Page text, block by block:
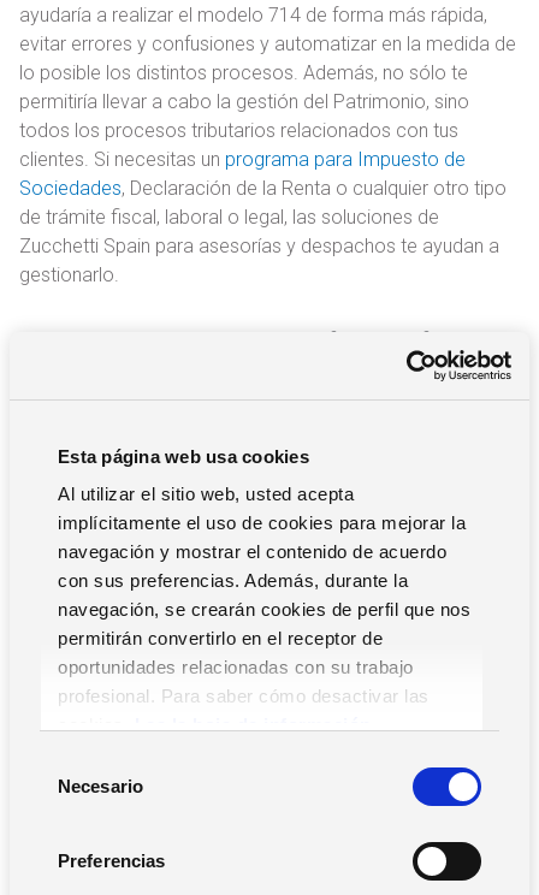
Esta página web usa cookies
Al utilizar el sitio web, usted acepta
implícitamente el uso de cookies para mejorar la
navegación y mostrar el contenido de acuerdo
con sus preferencias. Además, durante la
navegación, se crearán cookies de perfil que nos
permitirán convertirlo en el receptor de
oportunidades relacionadas con su trabajo
profesional. Para saber cómo desactivar las
Necesario
Preferencias
ayudaría a realizar el modelo 714 de forma más rápida,
evitar errores y confusiones y automatizar en la medida de
lo posible los distintos procesos. Además, no sólo te
permitiría llevar a cabo la gestión del Patrimonio, sino
todos los procesos tributarios relacionados con tus
clientes. Si necesitas un programa para Impuesto de
Sociedades, Declaración de la Renta o cualquier otro tipo
de trámite fiscal, laboral o legal, las soluciones de
Zucchetti Spain para asesorías y despachos te ayudan a
gestionarlo.
Ventajas de usar un software fiscal
para la presentación de impuestos
Cabe destacar varios beneficios si tu asesoría decide
apostar por un software de gestión de despachos para la
gestión fiscal y tributaria de sus clientes.
Rapidez
Podrás calcular el Impuesto del Patrimonio de manera
más rápida, lo que te ayudaría a poder gestionar un mayor
número de clientes. No sólo podrías automatizar el cálculo
de los datos, sino que podrías presentar la declaración de
Con la ayuda de un software de gestión fiscal es más fácil